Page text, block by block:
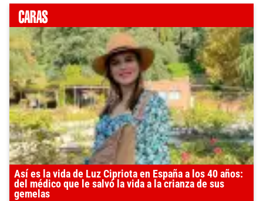
Así es la vida de Luz Cipriota en España a los 40 años:
del médico que le salvó la vida a la crianza de sus
gemelas